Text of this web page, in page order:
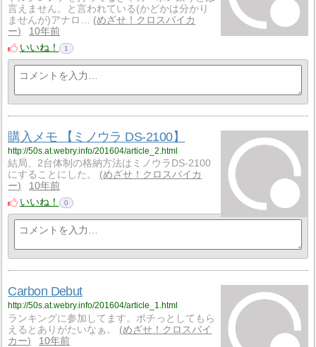
言えません。と言われている(かどかは分かり
ませんが)アナロ…
めざせ！クロスバイカ
ー
10年前
いいね！
1
購入メモ 【ミノウラ DS-2100】
http://50s.at.webry.info/201604/article_2.html
結局、2台体制の格納方法はミノウラDS-2100
にすることにした。
めざせ！クロスバイカ
ー
10年前
いいね！
0
Carbon Debut
http://50s.at.webry.info/201604/article_1.html
ランキングに参加してます。ポチっとしてもら
えるとありがたいなぁ。
めざせ！クロスバイ
カー
10年前